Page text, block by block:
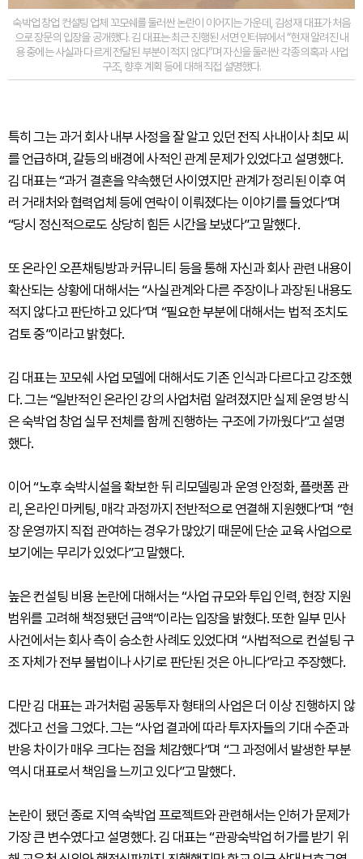
숙박업 창업 컨설팅 업체 꼬모쉐를 둘러싼 논란이 이어지는 가운데, 김성재 대표가 처음
으로 장문의 입장을 공개했다. 김 대표는 최근 진행된 서면 인터뷰에서 “현재 알려진 내
용 중에는 사실과 다르게 전달된 부분이 적지 않다”며 자신을 둘러싼 각종 의혹과 사업
구조, 향후 계획 등에 대해 직접 설명했다.
특히 그는 과거 회사 내부 사정을 잘 알고 있던 전직 사내이사 최모 씨
를 언급하며, 갈등의 배경에 사적인 관계 문제가 있었다고 설명했다.
김 대표는 “과거 결혼을 약속했던 사이였지만 관계가 정리된 이후 여
러 거래처와 협력업체 등에 연락이 이뤄졌다는 이야기를 들었다”며
“당시 정신적으로도 상당히 힘든 시간을 보냈다”고 말했다.
또 온라인 오픈채팅방과 커뮤니티 등을 통해 자신과 회사 관련 내용이
확산되는 상황에 대해서는 “사실관계와 다른 주장이나 과장된 내용도
적지 않다고 판단하고 있다”며 “필요한 부분에 대해서는 법적 조치도
검토 중”이라고 밝혔다.
김 대표는 꼬모쉐 사업 모델에 대해서도 기존 인식과 다르다고 강조했
다. 그는 “일반적인 온라인 강의 사업처럼 알려졌지만 실제 운영 방식
은 숙박업 창업 실무 전체를 함께 진행하는 구조에 가까웠다”고 설명
했다.
이어 “노후 숙박시설을 확보한 뒤 리모델링과 운영 안정화, 플랫폼 관
리, 온라인 마케팅, 매각 과정까지 전반적으로 연결해 지원했다”며 “현
장 운영까지 직접 관여하는 경우가 많았기 때문에 단순 교육 사업으로
보기에는 무리가 있었다”고 말했다.
높은 컨설팅 비용 논란에 대해서는 “사업 규모와 투입 인력, 현장 지원
범위를 고려해 책정됐던 금액”이라는 입장을 밝혔다. 또한 일부 민사
사건에서는 회사 측이 승소한 사례도 있었다며 “사법적으로 컨설팅 구
조 자체가 전부 불법이나 사기로 판단된 것은 아니다”라고 주장했다.
다만 김 대표는 과거처럼 공동투자 형태의 사업은 더 이상 진행하지 않
겠다고 선을 그었다. 그는 “사업 결과에 따라 투자자들의 기대 수준과
반응 차이가 매우 크다는 점을 체감했다”며 “그 과정에서 발생한 부분
역시 대표로서 책임을 느끼고 있다”고 말했다.
논란이 됐던 종로 지역 숙박업 프로젝트와 관련해서는 인허가 문제가
가장 큰 변수였다고 설명했다. 김 대표는 “관광숙박업 허가를 받기 위